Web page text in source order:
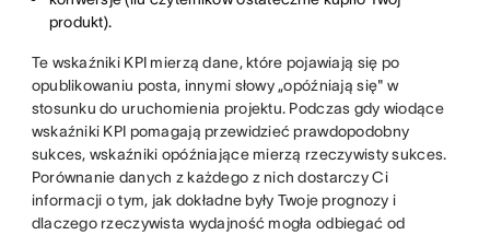
produkt).
Te wskaźniki KPI mierzą dane, które pojawiają się po
opublikowaniu posta, innymi słowy „opóźniają się" w
stosunku do uruchomienia projektu. Podczas gdy wiodące
wskaźniki KPI pomagają przewidzieć prawdopodobny
sukces, wskaźniki opóźniające mierzą rzeczywisty sukces.
Porównanie danych z każdego z nich dostarczy Ci
informacji o tym, jak dokładne były Twoje prognozy i
dlaczego rzeczywista wydajność mogła odbiegać od